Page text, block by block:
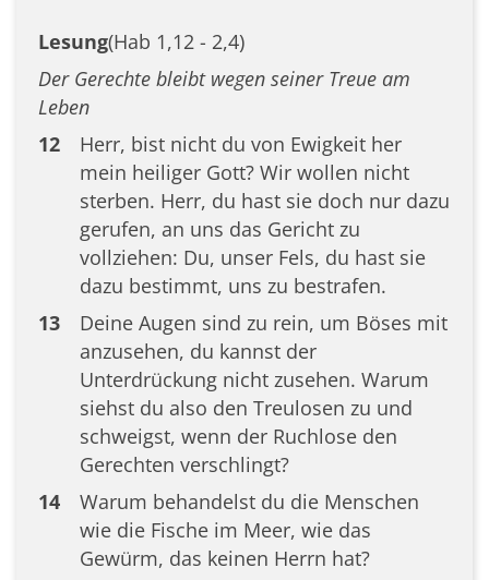
Lesung(Hab 1,12 - 2,4)
Der Gerechte bleibt wegen seiner Treue am
Leben
12
Herr, bist nicht du von Ewigkeit her
mein heiliger Gott? Wir wollen nicht
sterben. Herr, du hast sie doch nur dazu
gerufen, an uns das Gericht zu
vollziehen: Du, unser Fels, du hast sie
dazu bestimmt, uns zu bestrafen.
13
Deine Augen sind zu rein, um Böses mit
anzusehen, du kannst der
Unterdrückung nicht zusehen. Warum
siehst du also den Treulosen zu und
schweigst, wenn der Ruchlose den
Gerechten verschlingt?
14
Warum behandelst du die Menschen
wie die Fische im Meer, wie das
Gewürm, das keinen Herrn hat?